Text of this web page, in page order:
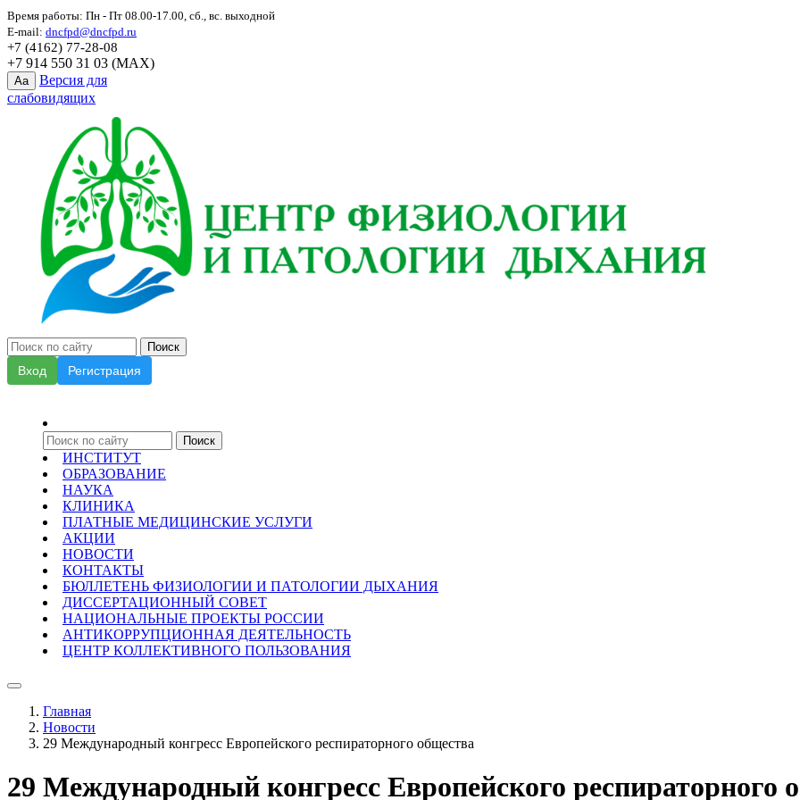
Время работы: Пн - Пт 08.00-17.00, сб., вс. выходной
E-mail: dncfpd@dncfpd.ru
+7 (4162) 77-28-08
+7 914 550 31 03 (MAX)
Aa
Версия для
слабовидящих
Вход Регистрация
ИНСТИТУТ
ОБРАЗОВАНИЕ
НАУКА
КЛИНИКА
ПЛАТНЫЕ МЕДИЦИНСКИЕ УСЛУГИ
АКЦИИ
НОВОСТИ
КОНТАКТЫ
БЮЛЛЕТЕНЬ ФИЗИОЛОГИИ И ПАТОЛОГИИ ДЫХАНИЯ
ДИССЕРТАЦИОННЫЙ СОВЕТ
НАЦИОНАЛЬНЫЕ ПРОЕКТЫ РОССИИ
АНТИКОРРУПЦИОННАЯ ДЕЯТЕЛЬНОСТЬ
ЦЕНТР КОЛЛЕКТИВНОГО ПОЛЬЗОВАНИЯ
Главная
Новости
29 Международный конгресс Европейского респираторного общества
29 Международный конгресс Европейского респираторного